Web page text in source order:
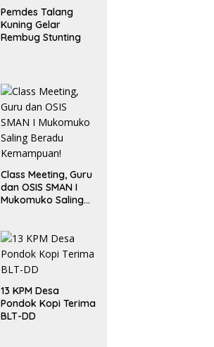
Pemdes Talang
Kuning Gelar
Rembug Stunting
Class Meeting, Guru
dan OSIS SMAN I
Mukomuko Saling
13 KPM Desa
Pondok Kopi Terima
BLT-DD